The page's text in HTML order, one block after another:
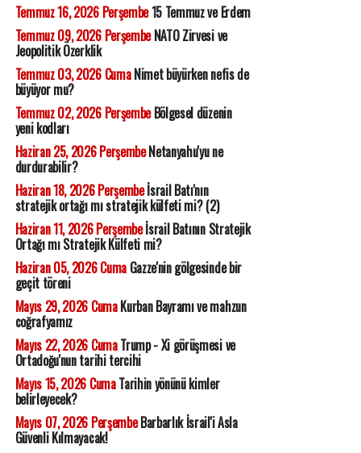
Temmuz 16, 2026 Perşembe15 Temmuz ve Erdem
Temmuz 09, 2026 PerşembeNATO Zirvesi ve
Jeopolitik Özerklik
Temmuz 03, 2026 CumaNimet büyürken nefis de
büyüyor mu?
Temmuz 02, 2026 PerşembeBölgesel düzenin
yeni kodları
Haziran 25, 2026 PerşembeNetanyahu'yu ne
durdurabilir?
Haziran 18, 2026 Perşembeİsrail Batı'nın
stratejik ortağı mı stratejik külfeti mi? (2)
Haziran 11, 2026 Perşembeİsrail Batının Stratejik
Ortağı mı Stratejik Külfeti mi?
Haziran 05, 2026 CumaGazze'nin gölgesinde bir
geçit töreni
Mayıs 29, 2026 CumaKurban Bayramı ve mahzun
coğrafyamız
Mayıs 22, 2026 CumaTrump - Xi görüşmesi ve
Ortadoğu'nun tarihi tercihi
Mayıs 15, 2026 CumaTarihin yönünü kimler
belirleyecek?
Mayıs 07, 2026 PerşembeBarbarlık İsrail'i Asla
Güvenli Kılmayacak!